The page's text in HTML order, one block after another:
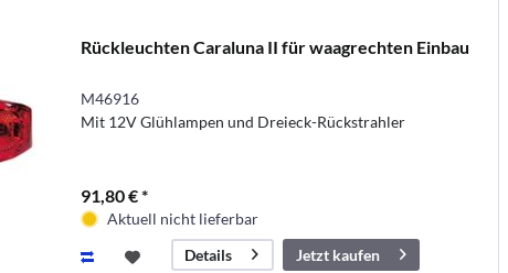
Rückleuchten Caraluna II für waagrechten Einbau
M46916
Mit 12V Glühlampen und Dreieck-Rückstrahler
91,80 € *
Aktuell nicht lieferbar
Details
Jetzt kaufen